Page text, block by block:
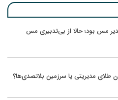
مس بود؛ حالا از بی‌تدبیری مس
طلای مدیریتی یا سرزمین بلاتصدی‌ها؟